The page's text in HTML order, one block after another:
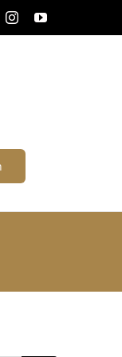
InstagramYouTube